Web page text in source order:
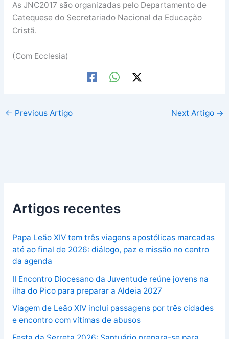
As JNC2017 são organizadas pelo Departamento de
Catequese do Secretariado Nacional da Educação
Cristã.
(Com Ecclesia)
← Previous Artigo Next Artigo →
Artigos recentes
Papa Leão XIV tem três viagens apostólicas marcadas
até ao final de 2026: diálogo, paz e missão no centro
da agenda
II Encontro Diocesano da Juventude reúne jovens na
ilha do Pico para preparar a Aldeia 2027
Viagem de Leão XIV inclui passagens por três cidades
e encontro com vítimas de abusos